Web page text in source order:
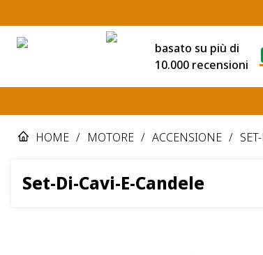
basato su più di
10.000 recensioni
HOME / MOTORE / ACCENSIONE /
Set-Di-Cavi-E-Candele